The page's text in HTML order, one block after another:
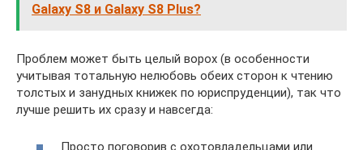
Galaxy S8 и Galaxy S8 Plus?
Проблем может быть целый ворох (в особенности
учитывая тотальную нелюбовь обеих сторон к чтению
толстых и занудных книжек по юриспруденции), так что
лучше решить их сразу и навсегда:
Просто поговорив с охотовладельцами или